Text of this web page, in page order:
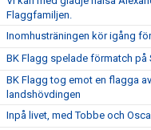
Flaggfamiljen.
Inomhusträningen kör igång
BK Flagg spelade förmatch
BK Flagg tog emot en flagga
landshövdingen
Inpå livet, med Tobbe och